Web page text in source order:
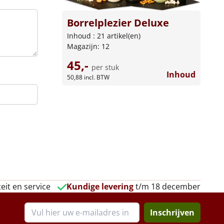
Borrelplezier Deluxe
Inhoud : 21 artikel(en)
Magazijn: 12
45,- per stuk
50,88 incl. BTW Inhoud
en service Kundige leveringt/m 18 december
Inschrijven